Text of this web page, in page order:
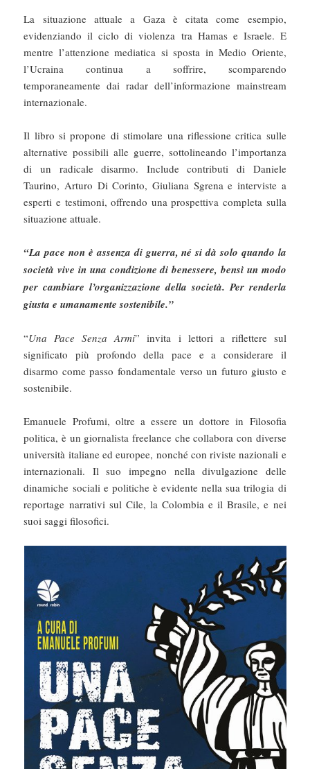
La situazione attuale a Gaza è citata come esempio,
evidenziando il ciclo di violenza tra Hamas e Israele. E
mentre l’attenzione mediatica si sposta in Medio Oriente,
l’Ucraina continua a soffrire, scomparendo
temporaneamente dai radar dell’informazione mainstream
internazionale.
Il libro si propone di stimolare una riflessione critica sulle
alternative possibili alle guerre, sottolineando l’importanza
di un radicale disarmo. Include contributi di Daniele
Taurino, Arturo Di Corinto, Giuliana Sgrena e interviste a
esperti e testimoni, offrendo una prospettiva completa sulla
situazione attuale.
“La pace non è assenza di guerra, né si dà solo quando la
società vive in una condizione di benessere, bensì un modo
per cambiare l’organizzazione della società. Per renderla
giusta e umanamente sostenibile.”
“Una Pace Senza Armi” invita i lettori a riflettere sul
significato più profondo della pace e a considerare il
disarmo come passo fondamentale verso un futuro giusto e
sostenibile.
Emanuele Profumi, oltre a essere un dottore in Filosofia
politica, è un giornalista freelance che collabora con diverse
università italiane ed europee, nonché con riviste nazionali e
internazionali. Il suo impegno nella divulgazione delle
dinamiche sociali e politiche è evidente nella sua trilogia di
reportage narrativi sul Cile, la Colombia e il Brasile, e nei
suoi saggi filosofici.